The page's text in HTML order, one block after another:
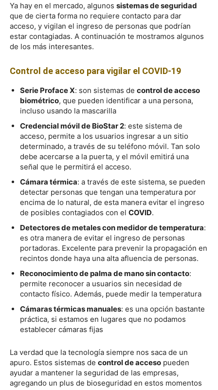
Ya hay en el mercado, algunos sistemas de seguridad
que de cierta forma no requiere contacto para dar
acceso, y vigilan el ingreso de personas que podrían
estar contagiadas. A continuación te mostramos algunos
de los más interesantes.
Control de acceso para vigilar el COVID-19
Serie Proface X: son sistemas de control de acceso
biométrico, que pueden identificar a una persona,
incluso usando la mascarilla
Credencial móvil de BioStar 2: este sistema de
acceso, permite a los usuarios ingresar a un sitio
determinado, a través de su teléfono móvil. Tan solo
debe acercarse a la puerta, y el móvil emitirá una
señal que le permitirá el acceso.
Cámara térmica: a través de este sistema, se pueden
detectar personas que tengan una temperatura por
encima de lo natural, de esta manera evitar el ingreso
de posibles contagiados con el COVID.
Detectores de metales con medidor de temperatura:
es otra manera de evitar el ingreso de personas
portadoras. Excelente para prevenir la propagación en
recintos donde haya una alta afluencia de personas.
Reconocimiento de palma de mano sin contacto:
permite reconocer a usuarios sin necesidad de
contacto físico. Además, puede medir la temperatura
Cámaras térmicas manuales: es una opción bastante
práctica, si estamos en lugares que no podamos
establecer cámaras fijas
La verdad que la tecnología siempre nos saca de un
apuro. Estos sistemas de control de acceso pueden
ayudar a mantener la seguridad de las empresas,
agregando un plus de bioseguridad en estos momentos